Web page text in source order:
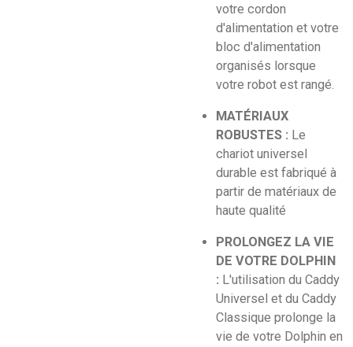
votre cordon
d'alimentation et votre
bloc d'alimentation
organisés lorsque
votre robot est rangé.
MATÉRIAUX
ROBUSTES : Le
chariot universel
durable est fabriqué à
partir de matériaux de
haute qualité
PROLONGEZ LA VIE
DE VOTRE DOLPHIN
: L'utilisation du Caddy
Universel et du Caddy
Classique prolonge la
vie de votre Dolphin en